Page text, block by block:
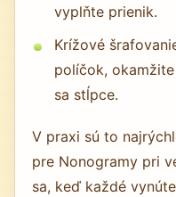
vyplňte prienik.
Krížové
políčok,
sa stĺpce.
V praxi sú to
pre Nonogramy pri
sa, keď každé